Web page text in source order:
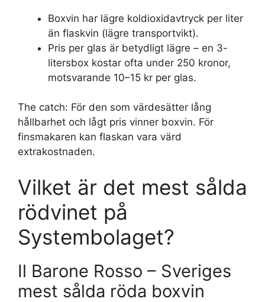
Boxvin har lägre koldioxidavtryck per liter
än flaskvin (lägre transportvikt).
Pris per glas är betydligt lägre – en 3-
litersbox kostar ofta under 250 kronor,
motsvarande 10–15 kr per glas.
The catch: För den som värdesätter lång
hållbarhet och lågt pris vinner boxvin. För
finsmakaren kan flaskan vara värd
extrakostnaden.
Vilket är det mest sålda
rödvinet på
Systembolaget?
Il Barone Rosso – Sveriges
mest sålda röda boxvin